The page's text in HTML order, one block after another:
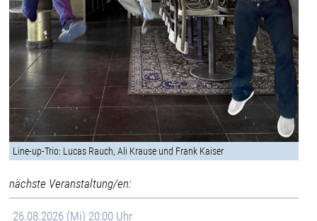
Line-up-Trio: Lucas Rauch, Ali Krause und Frank Kaiser
nächste Veranstaltung/en:
26.08.2026 (Mi) 20:00 Uhr